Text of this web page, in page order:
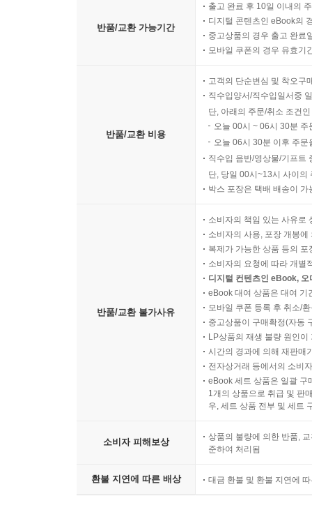
반품/교환 가능기간
출고 완료 후 10일 이내의
디지털 콘텐츠인 eBook의
중고상품의 경우 출고 완료
모바일 쿠폰의 경우 유효기
반품/교환 비용
고객의 단순변심 및 착오구
직수입양서/직수입일서중
단, 아래의 주문/취소 조건
오늘 00시 ~ 06시 30분
오늘 06시 30분 이후 주
직수입 음반/영상물/기프트
단, 당일 00시~13시 사이의
박스 포장은 택배 배송이
반품/교환 불가사유
소비자의 책임 있는 사유로
소비자의 사용, 포장 개봉
복제가 가능한 상품 등의
소비자의 요청에 따라 개별
디지털 컨텐츠인 eBook,
eBook 대여 상품은 대여 기
모바일 쿠폰 등록 후 취소/
중고상품이 구매확정(자동
LP상품의 재생 불량 원인
시간의 경과에 의해 재판매
전자상거래 등에서의 소비
eBook 세트 상품은 일괄 구
1개의 상품으로 취급 및 판
우, 세트 상품 전부 및 세트
소비자 피해보상
상품의 불량에 의한 반품,
준하여 처리됨
환불 지연에 따른 배상 대금 환불 및 환불 지연에